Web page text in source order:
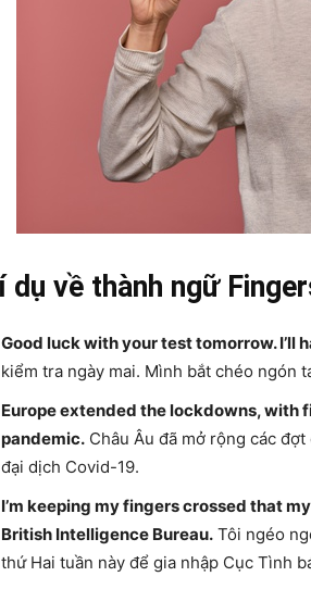
dụ về thành ngữ
Good luck with your test tomorrow. I’ll
kiểm tra ngày mai. Mình bắt chéo ngón
Europe extended the lockdowns, with
pandemic. Châu Âu đã mở rộng các
đại dịch Covid-19.
I’m keeping my fingers crossed that
British Intelligence Bureau. Tôi ngéo
thứ Hai tuần này để gia nhập Cục Tình